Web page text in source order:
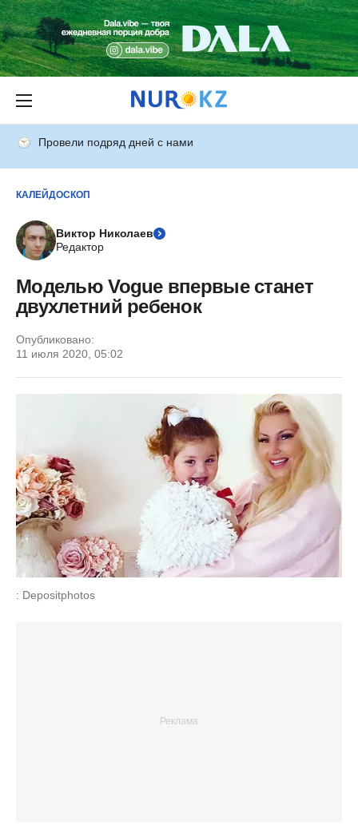
Провели подряд дней с нами
КАЛЕЙДОСКОП
Виктор Николаев
Редактор
Моделью Vogue впервые станет
двухлетний ребенок
Опубликовано:
11 июля 2020, 05:02
: Depositphotos